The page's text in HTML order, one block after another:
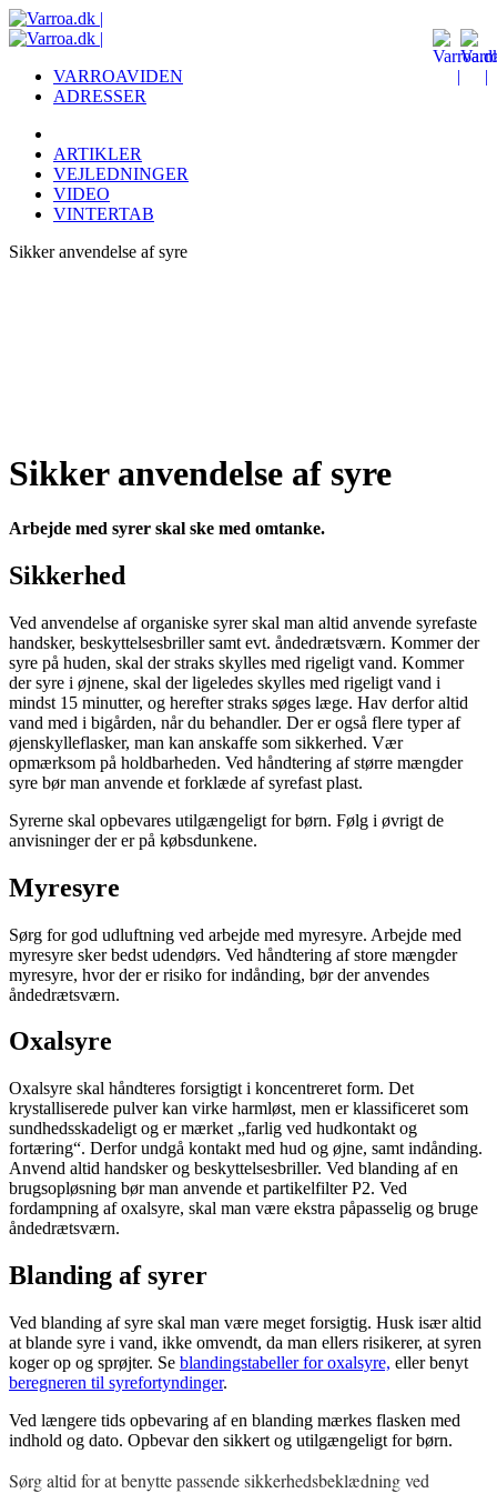
VARROAVIDEN
ADRESSER
ARTIKLER
VEJLEDNINGER
VIDEO
VINTERTAB
Sikker anvendelse af syre
Sikker anvendelse af syre
Arbejde med syrer skal ske med omtanke.
Sikkerhed
Ved anvendelse af organiske syrer skal man altid anvende syrefaste
handsker, beskyttelsesbriller samt evt. åndedrætsværn. Kommer der
syre på huden, skal der straks skylles med rigeligt vand. Kommer
der syre i øjnene, skal der ligeledes skylles med rigeligt vand i
mindst 15 minutter, og herefter straks søges læge. Hav derfor altid
vand med i bigården, når du behandler. Der er også flere typer af
øjenskylleflasker, man kan anskaffe som sikkerhed. Vær
opmærksom på holdbarheden. Ved håndtering af større mængder
syre bør man anvende et forklæde af syrefast plast.
Syrerne skal opbevares utilgængeligt for børn. Følg i øvrigt de
anvisninger der er på købsdunkene.
Myresyre
Sørg for god udluftning ved arbejde med myresyre. Arbejde med
myresyre sker bedst udendørs. Ved håndtering af store mængder
myresyre, hvor der er risiko for indånding, bør der anvendes
åndedrætsværn.
Oxalsyre
Oxalsyre skal håndteres forsigtigt i koncentreret form. Det
krystalliserede pulver kan virke harmløst, men er klassificeret som
sundhedsskadeligt og er mærket „farlig ved hudkontakt og
fortæring“. Derfor undgå kontakt med hud og øjne, samt indånding.
Anvend altid handsker og beskyttelsesbriller. Ved blanding af en
brugsopløsning bør man anvende et partikelfilter P2. Ved
fordampning af oxalsyre, skal man være ekstra påpasselig og bruge
åndedrætsværn.
Blanding af syrer
Ved blanding af syre skal man være meget forsigtig. Husk især altid
at blande syre i vand, ikke omvendt, da man ellers risikerer, at syren
koger op og sprøjter. Se blandingstabeller for oxalsyre, eller benyt
beregneren til syrefortyndinger.
Ved længere tids opbevaring af en blanding mærkes flasken med
indhold og dato. Opbevar den sikkert og utilgængeligt for børn.
Sørg altid for at benytte passende sikkerhedsbeklædning ved